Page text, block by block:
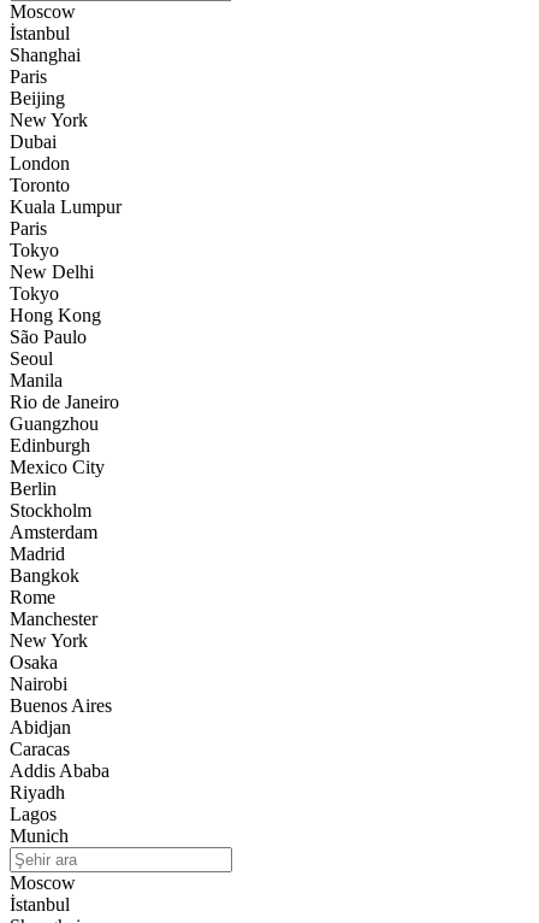
Moscow
İstanbul
Shanghai
Paris
Beijing
New York
Dubai
London
Toronto
Kuala Lumpur
Paris
Tokyo
New Delhi
Tokyo
Hong Kong
São Paulo
Seoul
Manila
Rio de Janeiro
Guangzhou
Edinburgh
Mexico City
Berlin
Stockholm
Amsterdam
Madrid
Bangkok
Rome
Manchester
New York
Osaka
Nairobi
Buenos Aires
Abidjan
Caracas
Addis Ababa
Riyadh
Lagos
Munich
Moscow
İstanbul